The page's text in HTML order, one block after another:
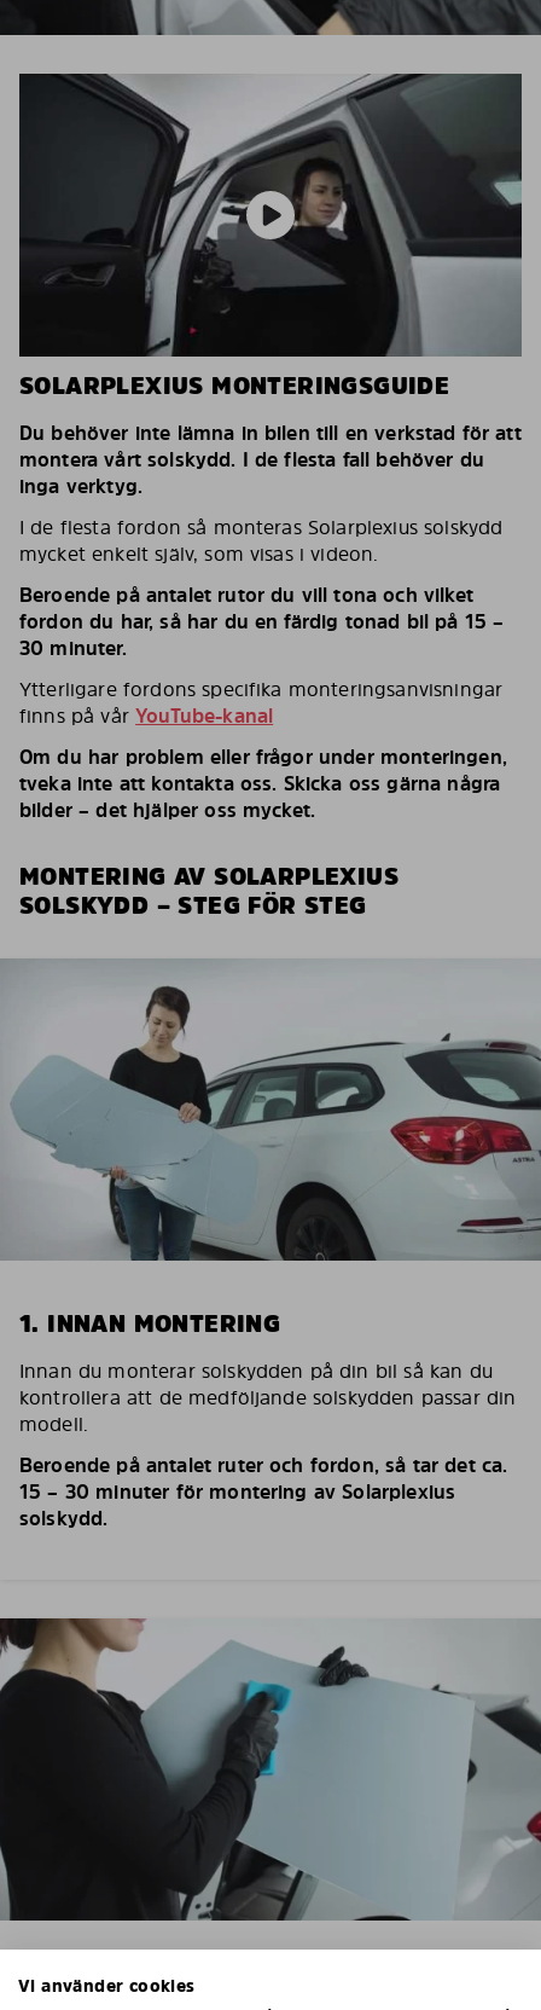
SOLARPLEXIUS MONTERINGSGUIDE
Du behöver inte lämna in bilen till en verkstad för att
montera vårt solskydd. I de flesta fall behöver du
inga verktyg.
I de flesta fordon så monteras Solarplexius solskydd
mycket enkelt själv, som visas i videon.
Beroende på antalet rutor du vill tona och vilket
fordon du har, så har du en färdig tonad bil på 15 –
30 minuter.
Ytterligare fordons specifika monteringsanvisningar
finns på vårYouTube-kanal
Om du har problem eller frågor under monteringen,
tveka inte att kontakta oss. Skicka oss gärna några
bilder – det hjälper oss mycket.
MONTERING AV SOLARPLEXIUS
SOLSKYDD – STEG FÖR STEG
1. INNAN MONTERING
Innan du monterar solskydden på din bil så kan du
kontrollera att de medföljande solskydden passar din
modell.
Beroende på antalet ruter och fordon, så tar det ca.
15 – 30 minuter för montering av Solarplexius
solskydd.
2. TVÄTTA OCH TORKA BILRUTORNA
Vi använder cookies